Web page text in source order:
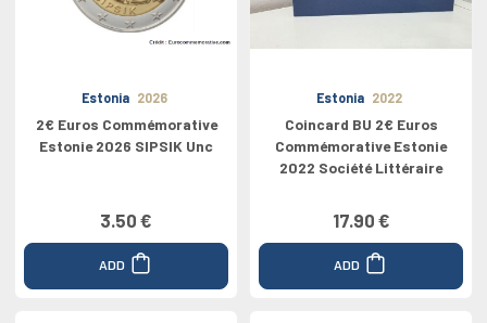
Estonia 2026
2€ Euros Commémorative
Estonie 2026 SIPSIK Unc
3.50 €
ADD
Estonia 2022
Coincard BU 2€ Euros
Commémorative Estonie
2022 Société Littéraire
17.90 €
ADD